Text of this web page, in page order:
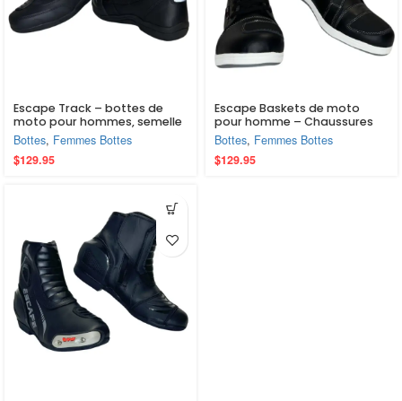
Escape Track – bottes de
moto pour hommes, semelle
en caoutchouc, chaussures
de Sport, protection de la
cheville
Bottes, Femmes Bottes
$129.95
Escape Baskets de moto
pour homme – Chaussures
d’équitation protégées pour
vélo de rue
Bottes, Femmes Bottes
$129.95